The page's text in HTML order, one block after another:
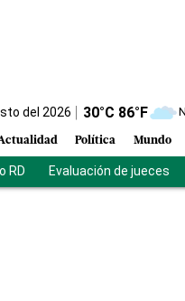
del 2026 30°C 86°F
Política Mundo
RD Evaluación de jueces